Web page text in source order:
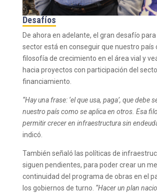
Desafíos
De ahora en adelante, el gran desafío
sector está en conseguir que nuestro país
filosofía de crecimiento en el área vial y
hacia proyectos con participación del
financiamiento.
“Hay una frase: ‘el que usa, paga’, que debe
nuestro país como se aplica en otros. Esa
permitir crecer en infraestructura sin
indicó.
También señaló las políticas de
siguen pendientes, para poder crear un
continuidad del programa de obras en el
los gobiernos de turno. “Hacer un plan